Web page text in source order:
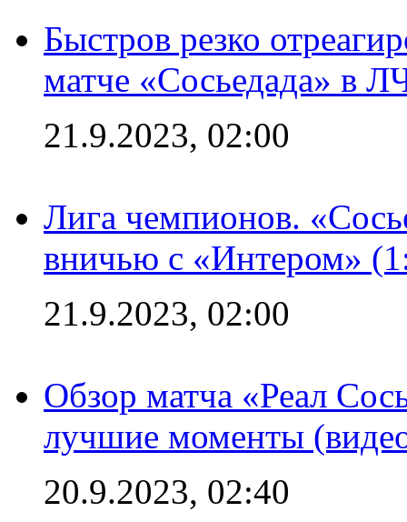
Быстров резко
матче «Сосьедада» в
21.9.2023, 02:00
Лига чемпионов.
вничью с «Интером»
21.9.2023, 02:00
Обзор матча «Реал
лучшие моменты
20.9.2023, 02:40